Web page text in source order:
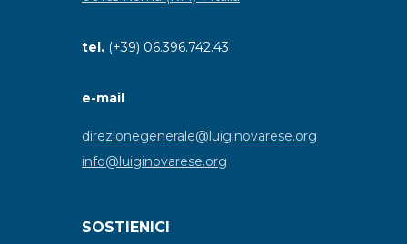
tel. (+39) 06.396.742.43
e-mail
direzionegenerale@luiginovarese.org
info@luiginovarese.org
SOSTIENICI